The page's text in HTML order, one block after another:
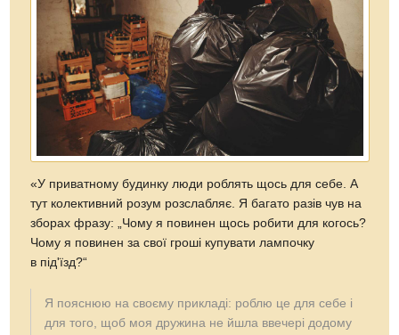
«У приватному будинку люди роблять щось для себе. А
тут колективний розум розслабляє. Я багато разів чув на
зборах фразу: „Чому я повинен щось робити для когось?
Чому я повинен за свої гроші купувати лампочку
в під'їзд?“
Я пояснюю на своєму прикладі: роблю це для себе і
для того, щоб моя дружина не йшла ввечері додому